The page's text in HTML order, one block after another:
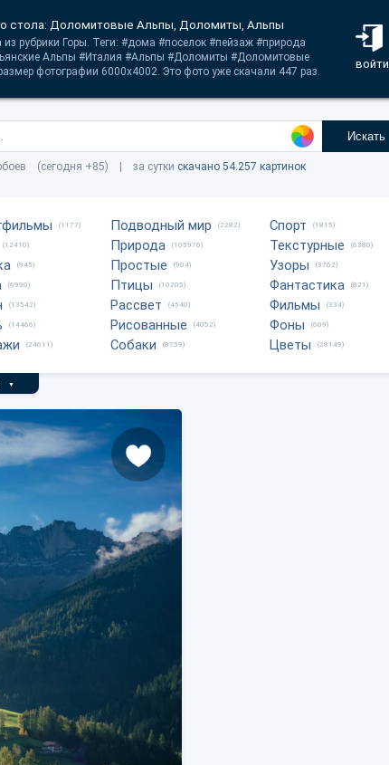
войти
стола: Доломитовые Альпы, Доломиты, Альпы
из рубрики Горы. Теги: #дома #поселок #пейзаж #природа
Альпы #Италия #Альпы #Доломиты #Доломитовые
фотографии 6000x4002. Это фото уже скачали 447 раз.
Искать
(сегодня +85) | за сутки скачано 54.257 картинок
(1177)
(12410)
(945)
(6990)
(13542)
(14466)
(24611)
Подводный мир (2282)
Природа (105976)
Простые (904)
Птицы (10205)
Рассвет (4540)
Рисованные (4052)
Собаки (8759)
Спорт (1815)
Текстурные (6380)
Узоры (3762)
Фантастика (821)
Фильмы (334)
Фоны (609)
Цветы (28149)
▼